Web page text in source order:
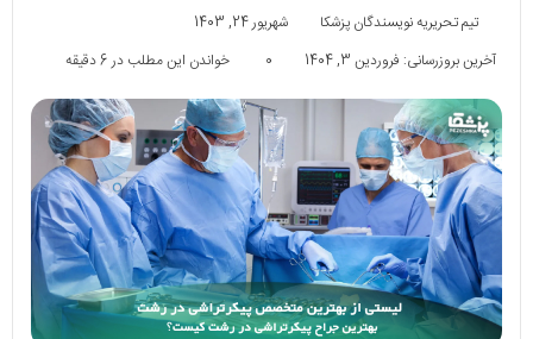
تیم تحریریه نویسندگان پزشکا
شهریور 24, 1403
آخرین بروزرسانی: فروردین 3, 1404
0 خواندن این مطلب در 6 دقیقه